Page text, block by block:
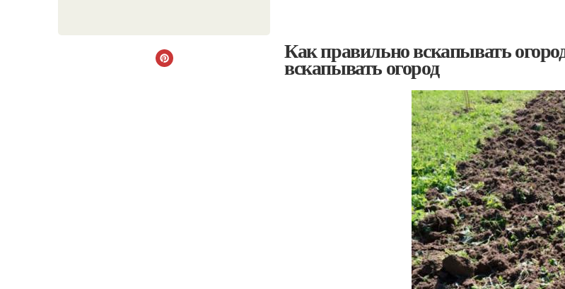
Как правильно вскапывать
вскапывать огород